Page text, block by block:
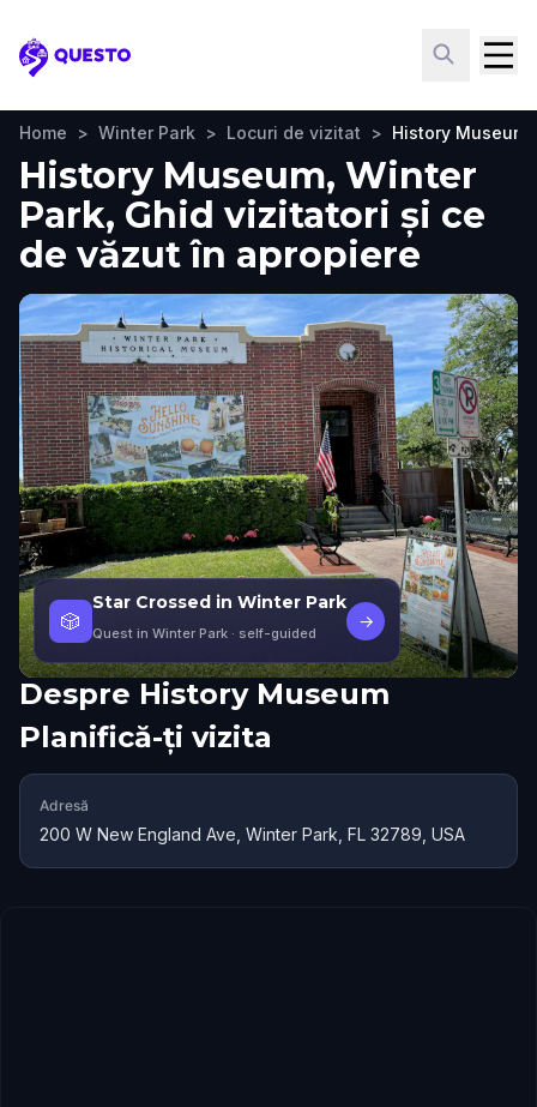
Questo
Home > Winter Park > Locuri de vizitat > History Museum
History Museum, Winter
Park, Ghid vizitatori și ce
de văzut în apropiere
🎲
Star Crossed in Winter Park
Quest in Winter Park · self-guided
→
Despre History Museum
Planifică-ți vizita
Adresă
200 W New England Ave, Winter Park, FL 32789, USA